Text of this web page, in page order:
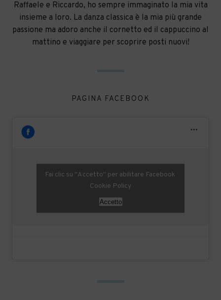
Raffaele e Riccardo, ho sempre immaginato la mia vita
insieme a loro. La danza classica è la mia più grande
passione ma adoro anche il cornetto ed il cappuccino al
mattino e viaggiare per scoprire posti nuovi!
PAGINA FACEBOOK
Fai clic su "Accetto" per abilitare Facebook
Cookie Policy
Accetto